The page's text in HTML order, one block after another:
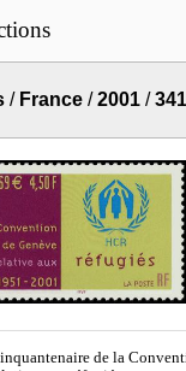
/ France /2001 /
de la